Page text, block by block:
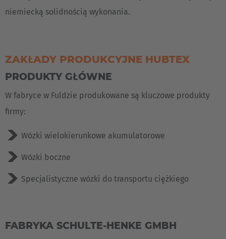
niemiecką solidnością wykonania.
ZAKŁADY PRODUKCYJNE HUBTEX
PRODUKTY GŁÓWNE
W fabryce w Fuldzie produkowane są kluczowe produkty
firmy:
Wózki wielokierunkowe akumulatorowe
Wózki boczne
Specjalistyczne wózki do transportu ciężkiego
FABRYKA SCHULTE-HENKE GMBH